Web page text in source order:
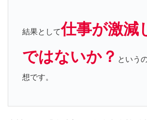
結果として仕事が激減
ではないか？ という
想です。